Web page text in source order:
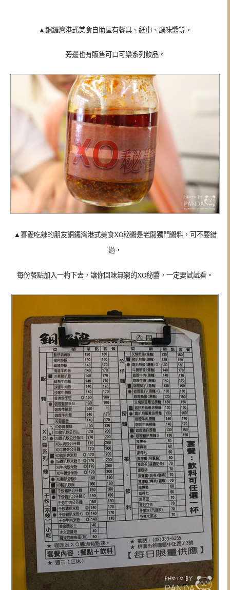
▲銅鑼灣港式美食自助區有餐具、紙巾、調味醬等，
旁邊也有販售可口可樂系列飲品。
▲喜愛吃辣的朋友銅鑼灣港式美食XO秘醬是老闆獨門醬料，可不要錯
過，
每份餐點加入一杓下去，讓你回味無窮的XO秘醬，一定要試試看。